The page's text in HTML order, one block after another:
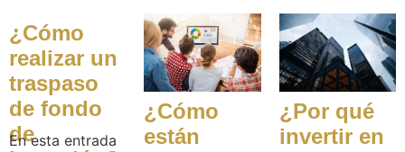
¿Cómo
realizar un
traspaso
de fondo
de
En esta entrada
¿Cómo
están
¿Por qué
invertir en